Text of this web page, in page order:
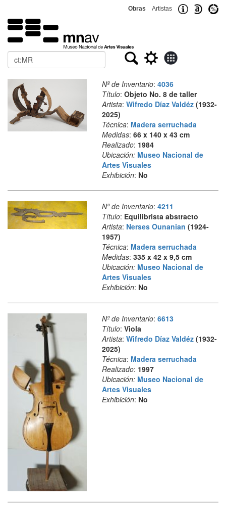
Obras Artistas
Buscar
Nº de Inventario: 4036
Título: Objeto No. 8 de taller
Artista: Wifredo Díaz Valdéz(1932-
2025)
Técnica: Madera serruchada
Medidas: 66 x 140 x 43 cm
Realizado: 1984
Ubicación: Museo Nacional de
Artes Visuales
Exhibición: No
Nº de Inventario: 4211
Título: Equilibrista abstracto
Artista: Nerses Ounanian (1924-
1957)
Técnica: Madera serruchada
Medidas: 335 x 42 x 9,5 cm
Ubicación: Museo Nacional de
Artes Visuales
Exhibición: No
Nº de Inventario: 6613
Título: Viola
Artista: Wifredo Díaz Valdéz(1932-
2025)
Técnica: Madera serruchada
Realizado: 1997
Ubicación: Museo Nacional de
Artes Visuales
Exhibición: No